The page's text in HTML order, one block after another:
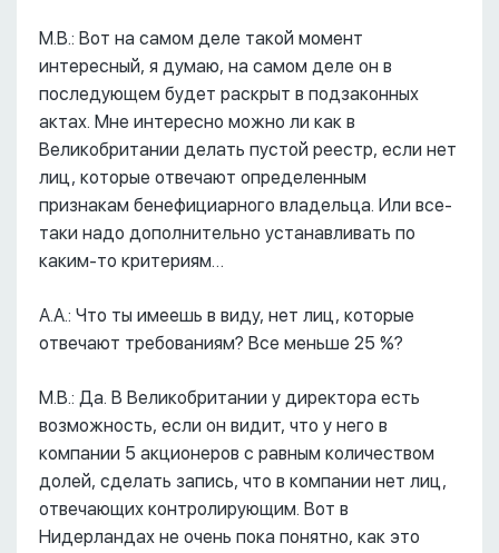
М.В.: Вот на самом деле такой момент
интересный, я думаю, на самом деле он в
последующем будет раскрыт в подзаконных
актах. Мне интересно можно ли как в
Великобритании делать пустой реестр, если нет
лиц, которые отвечают определенным
признакам бенефициарного владельца. Или все-
таки надо дополнительно устанавливать по
каким-то критериям…
А.А.: Что ты имеешь в виду, нет лиц, которые
отвечают требованиям? Все меньше 25 %?
М.В.: Да. В Великобритании у директора есть
возможность, если он видит, что у него в
компании 5 акционеров с равным количеством
долей, сделать запись, что в компании нет лиц,
отвечающих контролирующим. Вот в
Нидерландах не очень пока понятно, как это